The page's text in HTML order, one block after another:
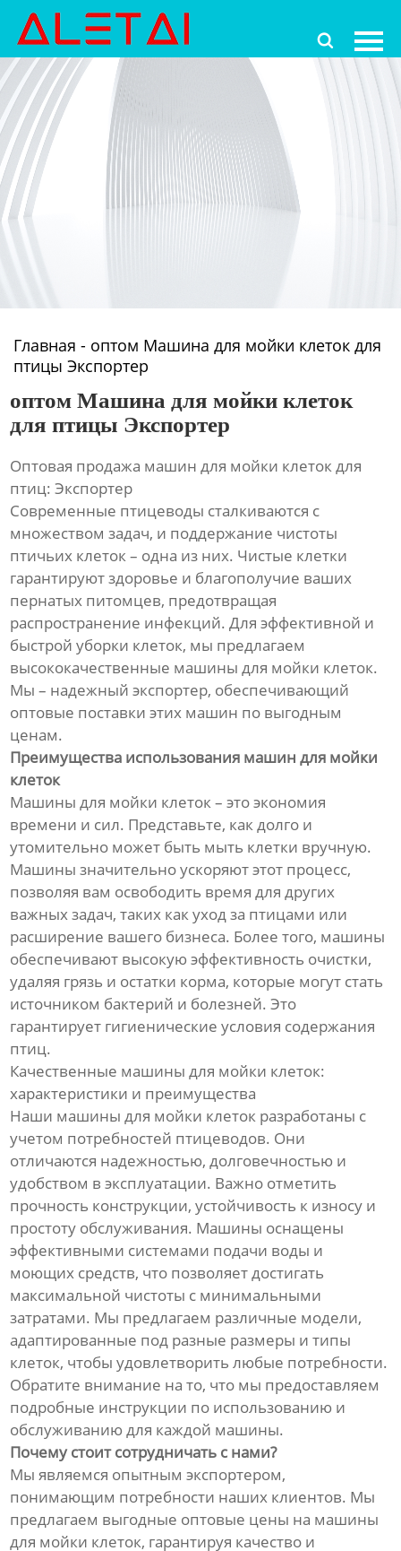

Главная
Продукция
Новости
О Hас
Контакты
Главная - оптом Машина для мойки клеток для
птицы Экспортер
оптом Машина для мойки клеток
для птицы Экспортер
Оптовая продажа машин для мойки клеток для
птиц: Экспортер
Современные птицеводы сталкиваются с
множеством задач, и поддержание чистоты
птичьих клеток – одна из них. Чистые клетки
гарантируют здоровье и благополучие ваших
пернатых питомцев, предотвращая
распространение инфекций. Для эффективной и
быстрой уборки клеток, мы предлагаем
высококачественные машины для мойки клеток.
Мы – надежный экспортер, обеспечивающий
оптовые поставки этих машин по выгодным
ценам.
Преимущества использования машин для мойки
клеток
Машины для мойки клеток – это экономия
времени и сил. Представьте, как долго и
утомительно может быть мыть клетки вручную.
Машины значительно ускоряют этот процесс,
позволяя вам освободить время для других
важных задач, таких как уход за птицами или
расширение вашего бизнеса. Более того, машины
обеспечивают высокую эффективность очистки,
удаляя грязь и остатки корма, которые могут стать
источником бактерий и болезней. Это
гарантирует гигиенические условия содержания
птиц.
Качественные машины для мойки клеток:
характеристики и преимущества
Наши машины для мойки клеток разработаны с
учетом потребностей птицеводов. Они
отличаются надежностью, долговечностью и
удобством в эксплуатации. Важно отметить
прочность конструкции, устойчивость к износу и
простоту обслуживания. Машины оснащены
эффективными системами подачи воды и
моющих средств, что позволяет достигать
максимальной чистоты с минимальными
затратами. Мы предлагаем различные модели,
адаптированные под разные размеры и типы
клеток, чтобы удовлетворить любые потребности.
Обратите внимание на то, что мы предоставляем
подробные инструкции по использованию и
обслуживанию для каждой машины.
Почему стоит сотрудничать с нами?
Мы являемся опытным экспортером,
понимающим потребности наших клиентов. Мы
предлагаем выгодные оптовые цены на машины
для мойки клеток, гарантируя качество и